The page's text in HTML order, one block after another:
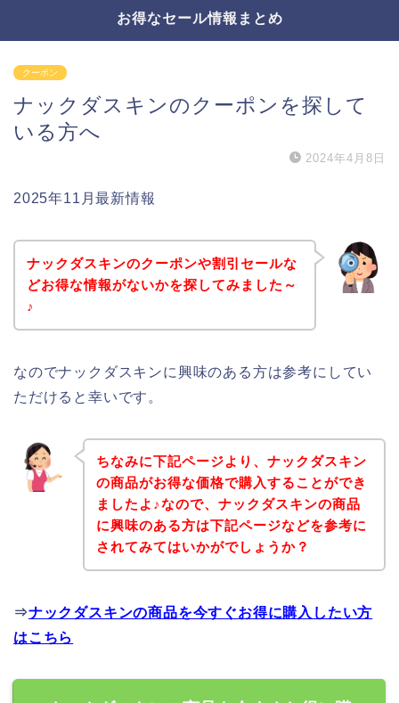
お得なセール情報まとめ
クーポン
ナックダスキンのクーポンを探して
いる方へ
2024年4月8日
2025年11月最新情報
ナックダスキンのクーポンや割引セールな
どお得な情報がないかを探してみました～
♪
なのでナックダスキンに興味のある方は参考にしてい
ただけると幸いです。
ちなみに下記ページより、ナックダスキン
の商品がお得な価格で購入することができ
ましたよ♪なので、ナックダスキンの商品
に興味のある方は下記ページなどを参考に
されてみてはいかがでしょうか？
⇒ナックダスキンの商品を今すぐお得に購入したい方
はこちら